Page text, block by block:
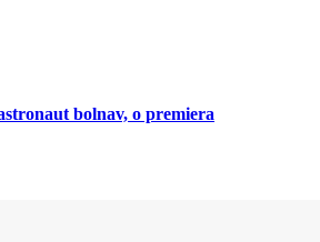
bolnav, o premiera